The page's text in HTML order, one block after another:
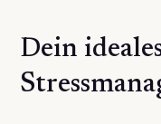
Dein